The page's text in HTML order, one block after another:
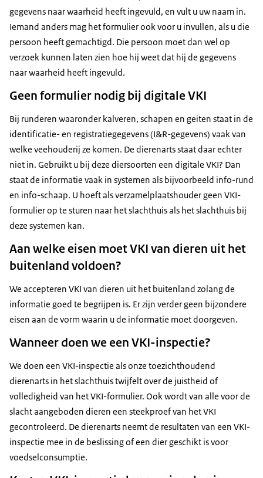
gegevens naar waarheid heeft ingevuld, en vult u uw naam in.
Iemand anders mag het formulier ook voor u invullen, als u die
persoon heeft gemachtigd. Die persoon moet dan wel op
verzoek kunnen laten zien hoe hij weet dat hij de gegevens
naar waarheid heeft ingevuld.
Geen formulier nodig bij digitale VKI
Bij runderen waaronder kalveren, schapen en geiten staat in de
identificatie- en registratiegegevens (I&R-gegevens) vaak van
welke veehouderij ze komen. De dierenarts staat daar echter
niet in. Gebruikt u bij deze diersoorten een digitale VKI? Dan
staat de informatie vaak in systemen als bijvoorbeeld info-rund
en info-schaap. U hoeft als verzamelplaatshouder geen VKI-
formulier op te sturen naar het slachthuis als het slachthuis bij
deze systemen kan.
Aan welke eisen moet VKI van dieren uit het
buitenland voldoen?
We accepteren VKI van dieren uit het buitenland zolang de
informatie goed te begrijpen is. Er zijn verder geen bijzondere
eisen aan de vorm waarin u de informatie moet doorgeven.
Wanneer doen we een VKI-inspectie?
We doen een VKI-inspectie als onze toezichthoudend
dierenarts in het slachthuis twijfelt over de juistheid of
volledigheid van het VKI-formulier. Ook wordt van alle voor de
slacht aangeboden dieren een steekproef van het VKI
gecontroleerd. De dierenarts neemt de resultaten van een VKI-
inspectie mee in de beslissing of een dier geschikt is voor
voedselconsumptie.